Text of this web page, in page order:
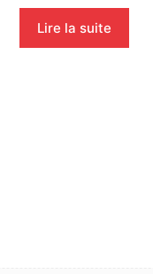
Lire la suite